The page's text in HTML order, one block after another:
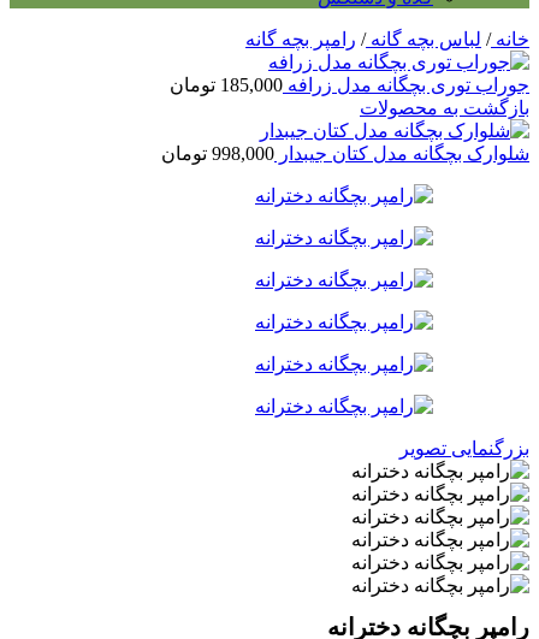
خانه/ لباس بچه گانه/ رامپر بچه گانه
جوراب توری بچگانه مدل زرافه 185,000 تومان
بازگشت به محصولات
شلوارک بچگانه مدل کتان جیبدار 998,000 تومان
بزرگنمایی تصویر
رامپر بچگانه دخترانه